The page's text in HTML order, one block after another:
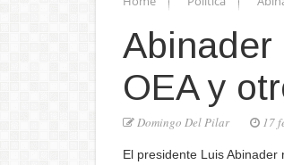
Abinader
OEA y
Domingo Del Pilar 17
El presidente Luis Abinader